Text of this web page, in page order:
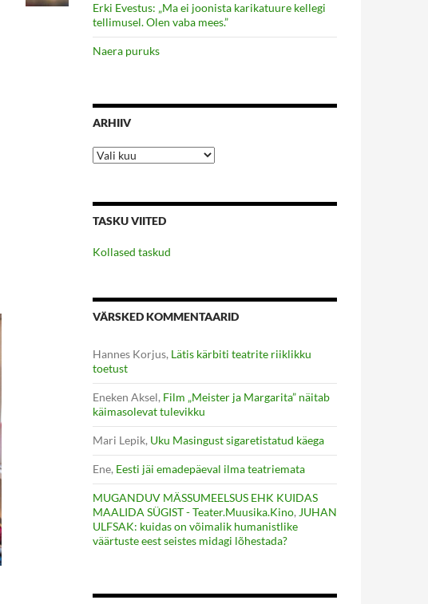
Erki Evestus: „Ma ei joonista karikatuure kellegi
tellimusel. Olen vaba mees.”
Naera puruks
ARHIIV
Arhiiv
TASKU VIITED
Kollased taskud
VÄRSKED KOMMENTAARID
Hannes Korjus, Lätis kärbiti teatrite riiklikku
toetust
Eneken Aksel, Film „Meister ja Margarita” näitab
käimasolevat tulevikku
Mari Lepik, Uku Masingust sigaretistatud käega
Ene, Eesti jäi emadepäeval ilma teatriemata
MUGANDUV MÄSSUMEELSUS EHK KUIDAS
MAALIDA SÜGIST - Teater.Muusika.Kino, JUHAN
ULFSAK: kuidas on võimalik humanistlike
väärtuste eest seistes midagi lõhestada?